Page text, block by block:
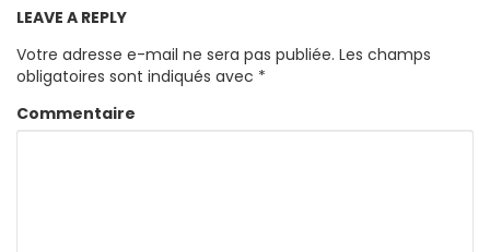
LEAVE A REPLY
Votre adresse e-mail ne sera pas publiée. Les champs
obligatoires sont indiqués avec *
Commentaire